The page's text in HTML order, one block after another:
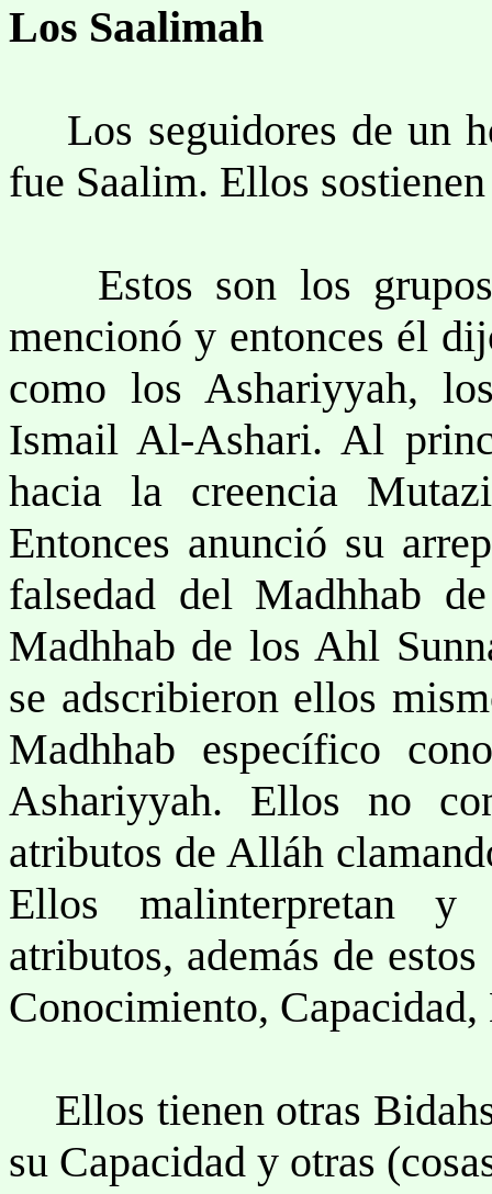
Los Saalimah
Los seguidores de un
fue Saalim. Ellos
Estos son los grupos
mencionó y entonces él
como los Ashariyyah,
Ismail Al-Ashari. Al
hacia la creencia
Entonces anunció su
falsedad del Madhhab
Madhhab de los Ahl
se adscribieron ellos
Madhhab específico
Ashariyyah. Ellos no
atributos de Alláh
Ellos malinterpretan y
atributos, además de
Conocimiento,
Ellos tienen otras
su Capacidad y otras